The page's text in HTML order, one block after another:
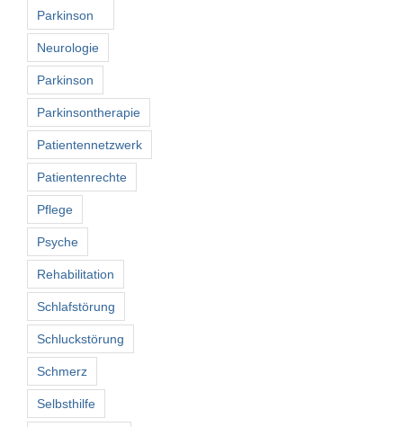
Parkinson
Neurologie
Parkinson
Parkinsontherapie
Patientennetzwerk
Patientenrechte
Pflege
Psyche
Rehabilitation
Schlafstörung
Schluckstörung
Schmerz
Selbsthilfe